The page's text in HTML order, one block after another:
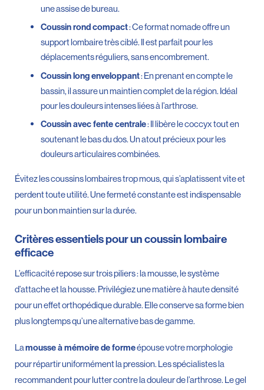
une assise de bureau.
Coussin rond compact: Ce format nomade offre un
support lombaire très ciblé. Il est parfait pour les
déplacements réguliers, sans encombrement.
Coussin long enveloppant: En prenant en compte le
bassin, il assure un maintien complet de la région. Idéal
pour les douleurs intenses liées à l’arthrose.
Coussin avec fente centrale: Il libère le coccyx tout en
soutenant le bas du dos. Un atout précieux pour les
douleurs articulaires combinées.
Évitez les coussins lombaires trop mous, qui s’aplatissent vite et
perdent toute utilité. Une fermeté constante est indispensable
pour un bon maintien sur la durée.
Critères essentiels pour un coussin lombaire
efficace
L’efficacité repose sur trois piliers : la mousse, le système
d’attache et la housse. Privilégiez une matière à haute densité
pour un effet orthopédique durable. Elle conserve sa forme bien
plus longtemps qu’une alternative bas de gamme.
Lamousse à mémoire de formeépouse votre morphologie
pour répartir uniformément la pression. Les spécialistes la
recommandent pour lutter contre la douleur de l’arthrose. Le gel